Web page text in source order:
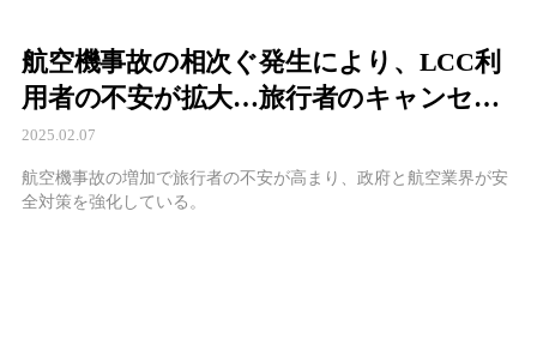
航空機事故の相次ぐ発生により、LCC利
用者の不安が拡大…旅行者のキャンセル
続出と航空業界の安全対策強化
2025.02.07
航空機事故の増加で旅行者の不安が高まり、政府と航空業界が安
全対策を強化している。